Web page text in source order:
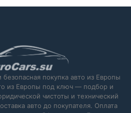
покупка авто из Европы
из Европы под ключ — подбор и
чистоты и технический
авто до покупателя. Оплата